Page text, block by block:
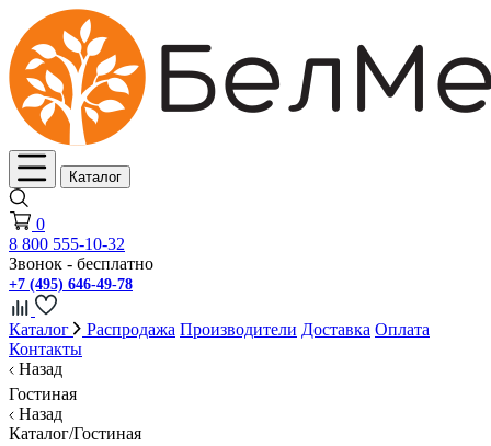
Каталог
0
8 800 555-10-32
Звонок - бесплатно
+7 (495) 646-49-78
Каталог Распродажа Производители Доставка Оплата
Контакты
Назад
Гостиная
Назад
Каталог/Гостиная